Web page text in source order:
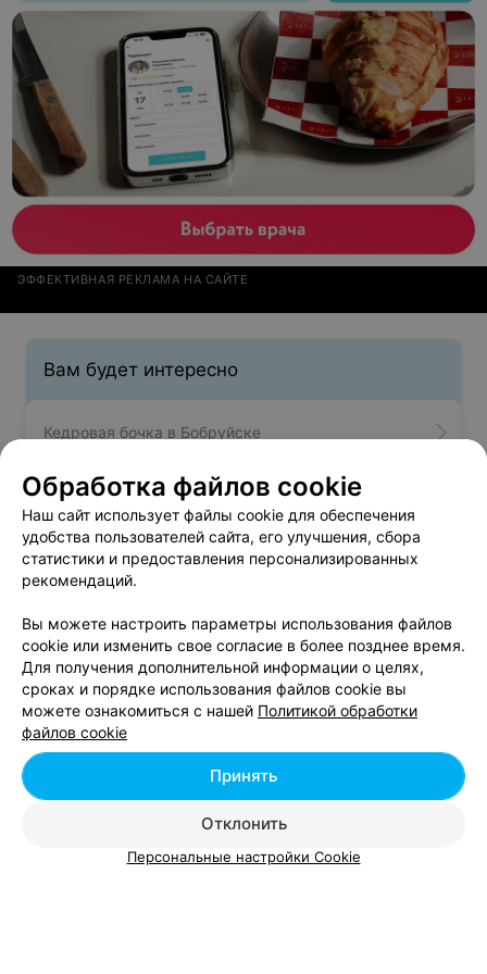
ЭФФЕКТИВНАЯ РЕКЛАМА НА САЙТЕ
Вам будет интересно
Кедровая бочка в Бобруйске
Фитобочка в Бобруйске
SPA в Бобруйске
Добавить компанию
Обработка файлов cookie
Наш сайт использует файлы cookie для обеспечения
удобства пользователей сайта, его улучшения, сбора
статистики и предоставления персонализированных
рекомендаций.
Вы можете настроить параметры использования файлов
cookie или изменить свое согласие в более позднее время.
Для получения дополнительной информации о целях,
сроках и порядке использования файлов cookie вы
можете ознакомиться с нашей Политикой обработки
файлов cookie
Отклонить
Принять
Персональные настройки Cookie